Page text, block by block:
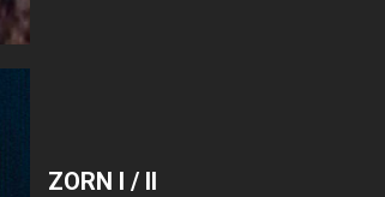
ZORN I / II